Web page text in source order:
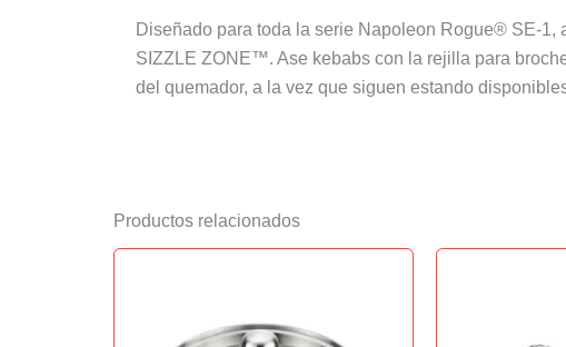
Diseñado para toda la serie Napoleon Rogue® SE-
SIZZLE ZONE™. Ase kebabs con la rejilla para
del quemador, a la vez que siguen estando
Productos relacionados